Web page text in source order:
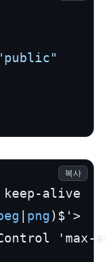
alive
png)$'>
'max-
복사